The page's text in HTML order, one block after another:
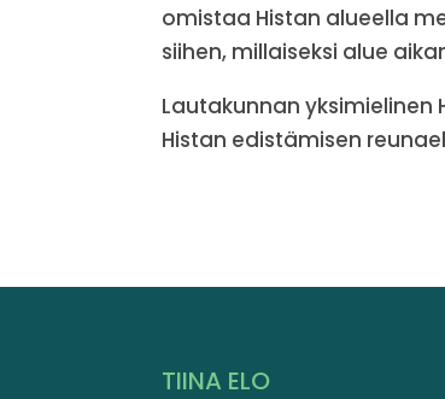
omistaa Histan alueella
siihen, millaiseksi alue
Lautakunnan
Histan edistämisen
TIINA ELO